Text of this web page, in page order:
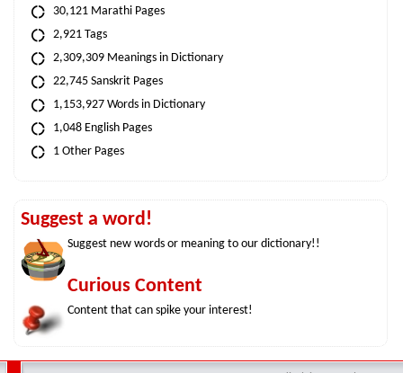
30,121 Marathi Pages
2,921 Tags
2,309,309 Meanings in Dictionary
22,745 Sanskrit Pages
1,153,927 Words in Dictionary
1,048 English Pages
1 Other Pages
Suggest a word!
Suggest new words or meaning to our dictionary!!
Curious Content
Content that can spike your interest!